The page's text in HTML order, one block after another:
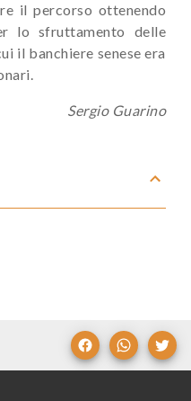
il percorso ottenendo
lo sfruttamento delle
il banchiere senese era
Sergio Guarino